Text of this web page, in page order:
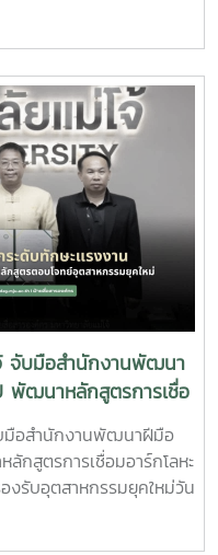
รวางแผนศึกษาต่อใน
ฟังข้อมูล ซักถาม แลก
ยี่ยมชมเครื่องมือด้าน
บันดาลใจและเปิดมุมมอง
ต่อ วิทยาลัยพลังงาน
หล่งเรียนรู้ด้านพลังงาน
ลังคนที่มีคุณภาพ เพื่อร่วม
ทศและสร้างสังคมที่ยั่งยืน
าจารย์ประจำวิทยาลัย
ลยีที่เหมาะสม เพื่อการ
ขับเคลื่อนเศรษฐกิจ
ารา แกรนด์ แอท เซ็นทรัล
ในงานมีการนำเสนอ
Technology
ราก โดยมุ่งเชื่อมโยงองค์
ะโยชน์ในชุมชน ผ่านการ
นวัตกรชุมชน และการ
ระบบสนับสนุนการ
ข่ายความร่วมมือ และการ
ชาชนอย่างยั่งยืนประเด็น
ฒนาเทคโนโลยีที่เหมาะ
อการพัฒนาชุมชน- การ
ลื่อนเศรษฐกิจฐานราก -
เพื่อถ่ายทอดองค์ความรู้
นประสบการณ์ระหว่าง
บเป็นโอกาสสำคัญในการ
จับมือสำนักงานพัฒนา
พัฒนาหลักสูตรการเชื่อ
ะดับกำลังคนรองรับ
มือสำนักงานพัฒนาฝีมือ
กสูตรการเชื่อมอาร์กโลหะ
รับอุตสาหกรรมยุคใหม่วัน
นาฝีมือแรงงานลำพูน